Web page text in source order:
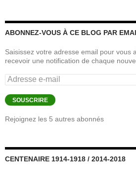
ABONNEZ-VOUS À CE BLOG PAR
Saisissez votre adresse email pour vous
recevoir une notification de chaque
Adresse
e-
mail
SOUSCRIRE
Rejoignez les 5 autres abonnés
CENTENAIRE 1914-1918 / 2014-2018